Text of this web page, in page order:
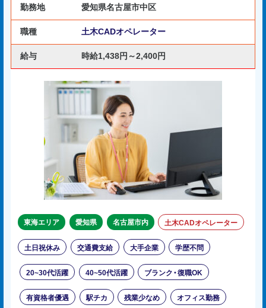
勤務地 愛知県名古屋市中区
職種 土木CADオペレーター
給与 時給1,438円～2,400円
東海エリア 愛知県 名古屋市内 土木CADオペレーター
土日祝休み 交通費支給 大手企業 学歴不問
20~30代活躍 40~50代活躍 ブランク・復職OK
有資格者優遇 駅チカ 残業少なめ オフィス勤務